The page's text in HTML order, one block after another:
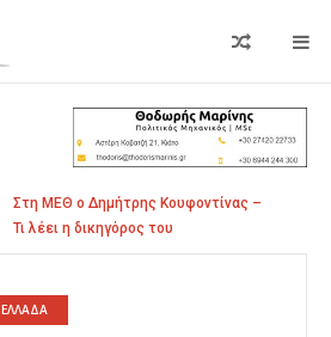
Στη ΜΕΘ ο Δημήτρης Κουφοντίνας –
Τι λέει η δικηγόρος του
ΕΛΛΑΔΑ